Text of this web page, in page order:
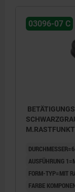
03096-07 C
DURCHMESSER=6
AUSFÜHRUNG
FORM-TYP=MIT
FARBE